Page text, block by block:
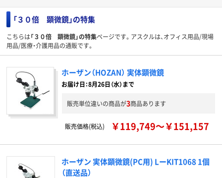
「３０倍 顕微鏡」の特集
こちらは「３０倍 顕微鏡」の特集ページです。アスクルは、オフィス用品/現場
用品/医療・介護用品の通販です。
ホーザン（HOZAN） 実体顕微鏡
お届け日：8月26日（水）まで
販売単位違いの商品が3商品あります
販売価格(税込) ￥119,749～￥151,157
ホーザン 実体顕微鏡(PC用) LーKIT1068 1個
（直送品）